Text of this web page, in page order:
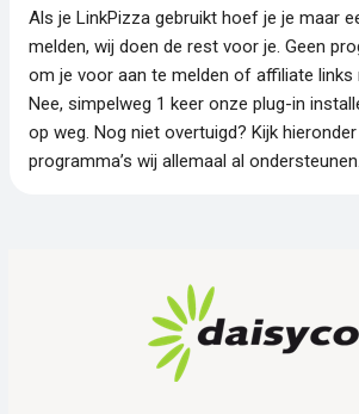
Als je LinkPizza gebruikt hoef je je maar
melden, wij doen de rest voor je. Geen
om je voor aan te melden of affiliate links
Nee, simpelweg 1 keer onze plug-in
op weg. Nog niet overtuigd? Kijk
programma’s wij allemaal al ondersteunen.